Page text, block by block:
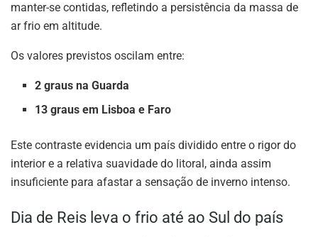
manter-se contidas, refletindo a persistência da massa de
ar frio em altitude.
Os valores previstos oscilam entre:
2 graus na Guarda
13 graus em Lisboa e Faro
Este contraste evidencia um país dividido entre o rigor do
interior e a relativa suavidade do litoral, ainda assim
insuficiente para afastar a sensação de inverno intenso.
Dia de Reis leva o frio até ao Sul do país